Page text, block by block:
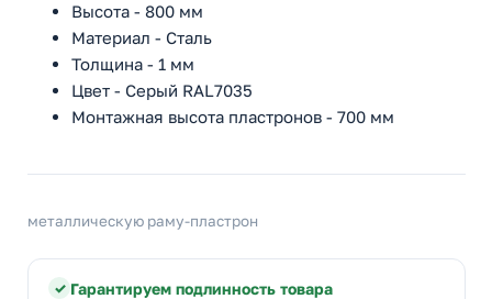
Высота - 800 мм
Материал - Сталь
Толщина - 1 мм
Цвет - Серый RAL7035
Монтажная высота пластронов - 700 мм
металлическую раму-пластрон
Гарантируем подлинность товара